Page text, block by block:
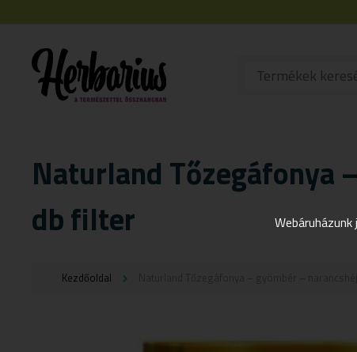
Naturland Tőzegáfonya
db filter
Kezdőoldal